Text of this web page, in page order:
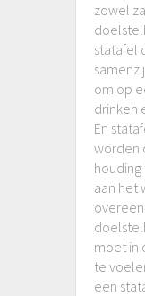
zowel
statafel
om op
drinken
En
worden
houding
aan het
moet in
te
een